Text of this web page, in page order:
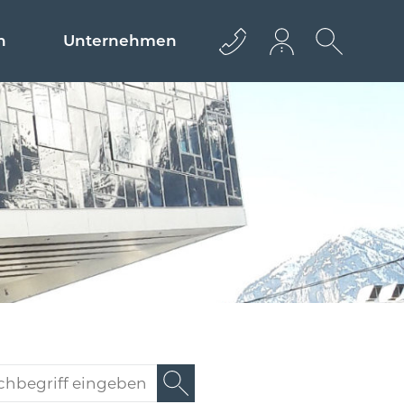
Unternehmen
+43 512 362233
info@euro­bau.com
inndata